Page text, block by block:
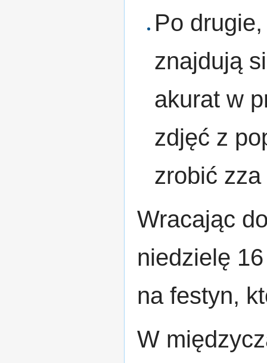
Po drugie,
znajdują
akurat w
zdjęć z
zrobić
Wracając
niedzielę
na festyn,
W